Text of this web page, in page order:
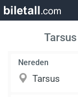
Nereden